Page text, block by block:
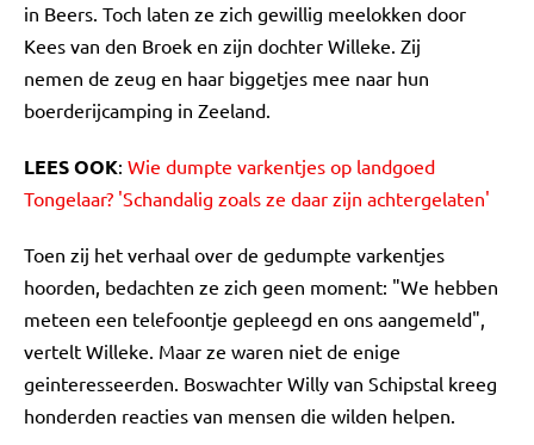
in Beers. Toch laten ze zich gewillig meelokken door
Kees van den Broek en zijn dochter Willeke. Zij
nemen de zeug en haar biggetjes mee naar hun
boerderijcamping in Zeeland.
LEES OOK: Wie dumpte varkentjes op landgoed
Tongelaar? 'Schandalig zoals ze daar zijn achtergelaten'
Toen zij het verhaal over de gedumpte varkentjes
hoorden, bedachten ze zich geen moment: "We hebben
meteen een telefoontje gepleegd en ons aangemeld",
vertelt Willeke. Maar ze waren niet de enige
geinteresseerden. Boswachter Willy van Schipstal kreeg
honderden reacties van mensen die wilden helpen.